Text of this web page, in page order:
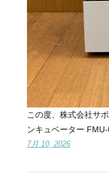
この度、株式会社サ
ンキュベーター
7月 10, 2026